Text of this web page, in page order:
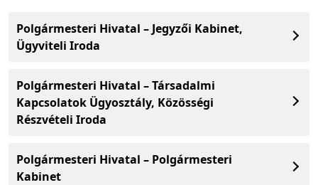
Polgármesteri Hivatal – Jegyzői Kabinet,
Ügyviteli Iroda
Polgármesteri Hivatal – Társadalmi
Kapcsolatok Ügyosztály, Közösségi
Részvételi Iroda
Polgármesteri Hivatal – Polgármesteri
Kabinet